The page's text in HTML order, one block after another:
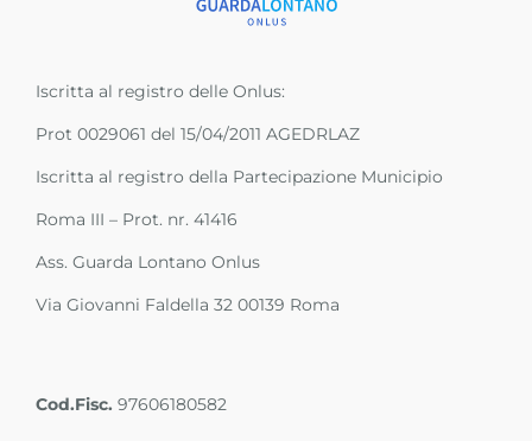
Iscritta al registro delle Onlus:
Prot 0029061 del 15/04/2011 AGEDRLAZ
Iscritta al registro della Partecipazione Municipio
Roma III – Prot. nr. 41416
Ass. Guarda Lontano Onlus
Via Giovanni Faldella 32 00139 Roma
Cod.Fisc. 97606180582